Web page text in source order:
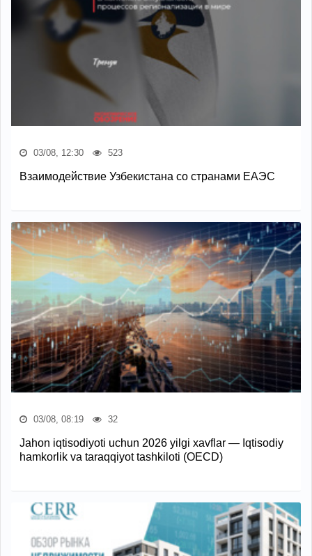
03/08, 12:30 523
Взаимодействие Узбекистана со странами ЕАЭС
03/08, 08:19 32
Jahon iqtisodiyoti uchun 2026 yilgi xavflar — Iqtisodiy
hamkorlik va taraqqiyot tashkiloti (OECD)